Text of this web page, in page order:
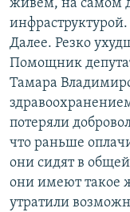
живем, на самом
инфраструктурой.
Далее. Резко
Помощник
Тамара
потеряли
что раньше
они сидят в
они имеют такое
утратили